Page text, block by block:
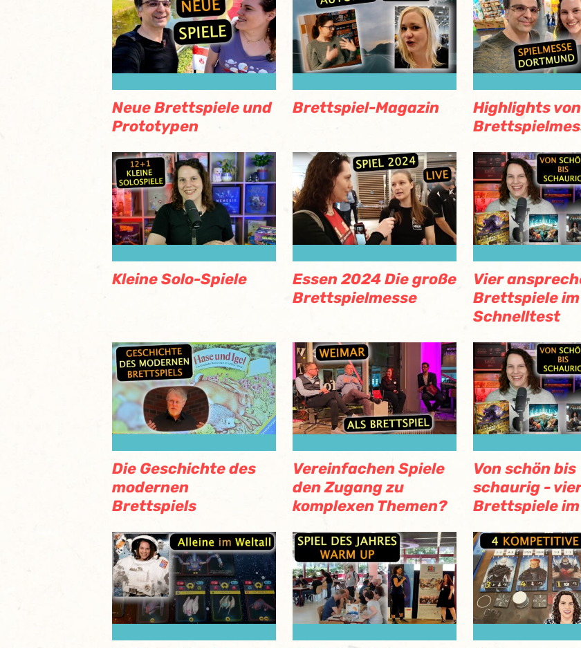
Neue Brettspiele und
Prototypen
Brettspiel-Magazin
Highlights
Kleine Solo-Spiele
Essen 2024 Die große
Brettspielmesse
Vier
Brettspiele im
Schnelltest
Die Geschichte des
modernen
Brettspiels
Vereinfachen Spiele
den Zugang zu
komplexen Themen?
Von schön bis
schaurig -
Brettspiele im